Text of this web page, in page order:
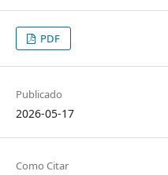
PDF
Publicado
2026-05-17
Como Citar